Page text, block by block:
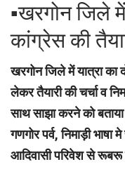
▪︎खरगोन जिले
कांग्रेस की
खरगोन जिले में यात्रा का
लेकर तैयारी की चर्चा व
साथ साझा करने को
गणगोर पर्व, निमाड़ी
आदिवासी परिवेश से रूबरू